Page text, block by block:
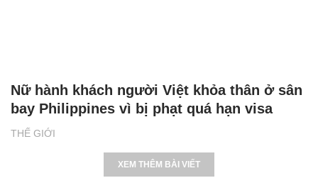
THẾ GIỚI
Nữ hành khách người Việt khỏa thân ở sân
bay Philippines vì bị phạt quá hạn visa
XEM THÊM BÀI VIẾT